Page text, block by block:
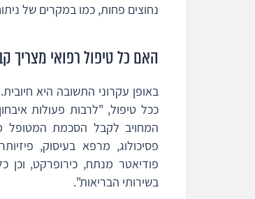
נחוצים פחות, כמו במקרים של
האם כל טיפול רפואי
באופן עקרוני התשובה היא
ככל טיפול, "לרבות פעולות
המחויב לקבל הסכמת המטופל
פסיכולוג, מרפא בעיסוק,
פודיאטר מנתח, כירופרקט,
בשירותי הבריאות".